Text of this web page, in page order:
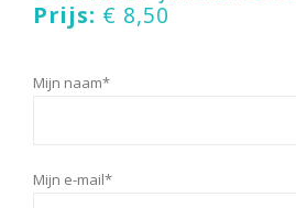
Prijs: € 8,50
Mijn naam*
Mijn e-mail*